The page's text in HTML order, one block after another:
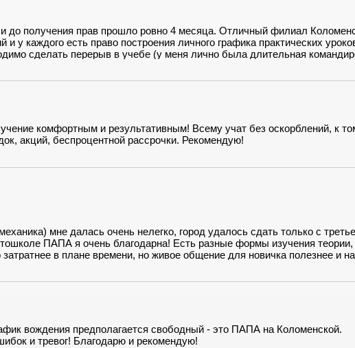
до получения прав прошло ровно 4 месяца. Отличный филиал
у каждого есть право построения личного графика практических
сделать перерыв в учебе (у меня лично была длительная
никуда не пропадает. Сама учеба понравилась. Я немного
р.), 40 ч. не хватило, пришлось брать допы. Но зато без доплат по
комфортным и результативным! Всему учат без оскорблений, к
акций, беспроцентной рассрочки. Рекомендую!
мне далась очень нелегко, город удалось сдать только с
ПАПА я очень благодарна! Есть разные формы изучения теории,
в плане времени, но живое общение для новичка полезнее и на
Экзамены наша группа сдавала в отделении ГИБДД на Твардовского,
поездить по маршрутам сдачи. Автомобили с инструкторами
экзаменов. ПАПА проверена на личном опыте!
вождения предполагается свободный - это ПАПА на Коломенской.
и тревог! Благодарю и рекомендую!